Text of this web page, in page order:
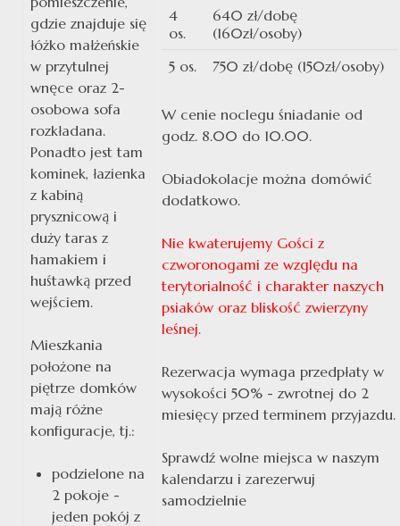
gdzie znajduje się
łóżko małżeńskie
w przytulnej
wnęce oraz 2-
osobowa sofa
rozkładana.
Ponadto jest tam
kominek, łazienka
z kabiną
prysznicową i
duży taras z
hamakiem i
huśtawką przed
wejściem.
Mieszkania
położone na
piętrze domków
mają różne
konfiguracje, tj.:
podzielone na
2 pokoje -
jeden pokój z
4
os.
640 zł/dobę
(160zł/osoby)
5 os.
750 zł/dobę (150zł/osoby)
W cenie noclegu śniadanie od
godz. 8.00 do 10.00.
Obiadokolacje można domówić
dodatkowo.
Nie kwaterujemy Gości z
czworonogami ze względu na
terytorialność i charakter naszych
psiaków oraz bliskość zwierzyny
leśnej.
Rezerwacja wymaga przedpłaty w
wysokości 50% - zwrotnej do 2
miesięcy przed terminem przyjazdu.
Sprawdź wolne miejsca w naszym
kalendarzu i zarezerwuj
samodzielnie